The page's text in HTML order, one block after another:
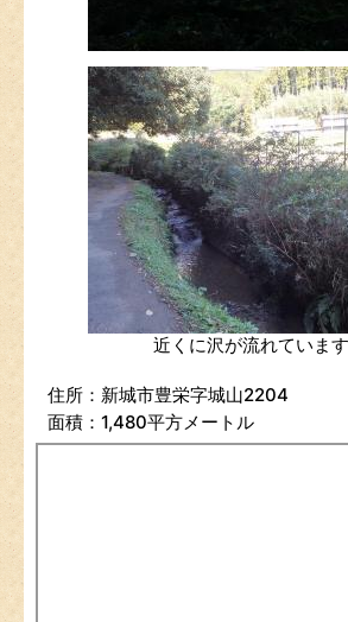
近くに沢が流れています
住所：新城市豊栄字城山2204
面積：1,480平方メートル